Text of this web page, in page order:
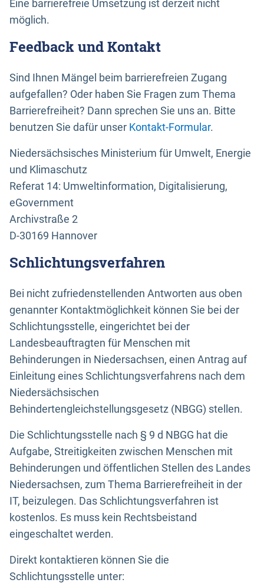
Eine barrierefreie Umsetzung ist derzeit nicht
möglich.
Feedback und Kontakt
Sind Ihnen Mängel beim barrierefreien Zugang
aufgefallen? Oder haben Sie Fragen zum Thema
Barrierefreiheit? Dann sprechen Sie uns an. Bitte
benutzen Sie dafür unser Kontakt-Formular.
Niedersächsisches Ministerium für Umwelt, Energie
und Klimaschutz
Referat 14: Umweltinformation, Digitalisierung,
eGovernment
Archivstraße 2
D-30169 Hannover
Schlichtungsverfahren
Bei nicht zufriedenstellenden Antworten aus oben
genannter Kontaktmöglichkeit können Sie bei der
Schlichtungsstelle, eingerichtet bei der
Landesbeauftragten für Menschen mit
Behinderungen in Niedersachsen, einen Antrag auf
Einleitung eines Schlichtungsverfahrens nach dem
Niedersächsischen
Behindertengleichstellungsgesetz (NBGG) stellen.
Die Schlichtungsstelle nach § 9 d NBGG hat die
Aufgabe, Streitigkeiten zwischen Menschen mit
Behinderungen und öffentlichen Stellen des Landes
Niedersachsen, zum Thema Barrierefreiheit in der
IT, beizulegen. Das Schlichtungsverfahren ist
kostenlos. Es muss kein Rechtsbeistand
eingeschaltet werden.
Direkt kontaktieren können Sie die
Schlichtungsstelle unter: